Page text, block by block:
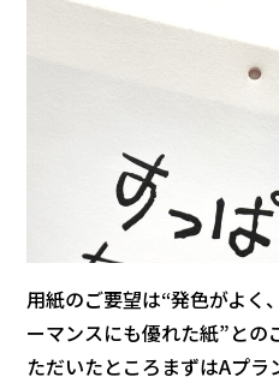
用紙のご要望は“発色がよく
ーマンスにも優れた紙”との
ただいたところまずはAプ